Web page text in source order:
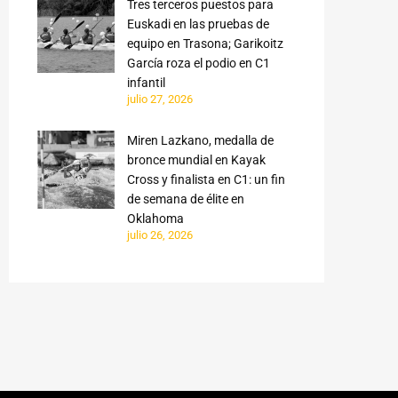
Tres terceros puestos para
Euskadi en las pruebas de
equipo en Trasona; Garikoitz
García roza el podio en C1
infantil
julio 27, 2026
Miren Lazkano, medalla de
bronce mundial en Kayak
Cross y finalista en C1: un fin
de semana de élite en
Oklahoma
julio 26, 2026